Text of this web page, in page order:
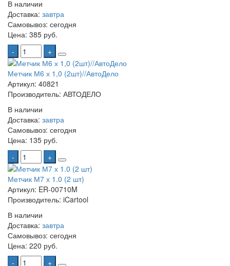
В наличии
Доставка: завтра
Самовывоз: сегодня
Цена: 385 руб.
-
+
Метчик М6 х 1,0 (2шт)//АвтоДело
Артикул: 40821
Производитель: АВТОДЕЛО
В наличии
Доставка: завтра
Самовывоз: сегодня
Цена: 135 руб.
-
+
Метчик М7 х 1.0 (2 шт)
Артикул: ER-00710M
Производитель: iCartool
В наличии
Доставка: завтра
Самовывоз: сегодня
Цена: 220 руб.
-
+